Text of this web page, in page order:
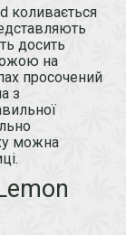
коливається
досить
на
просочений
з
можна